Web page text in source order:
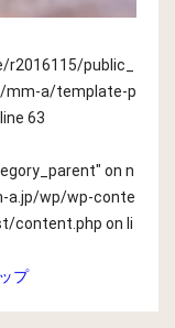
r2016115/public_
a/template-p
63
on n
a.jp/wp/wp-conte
content.php on li
プ